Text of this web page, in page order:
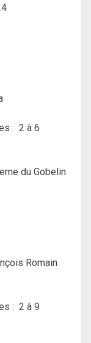
: 2 à 6
du Gobelin
Romain
: 2 à 9